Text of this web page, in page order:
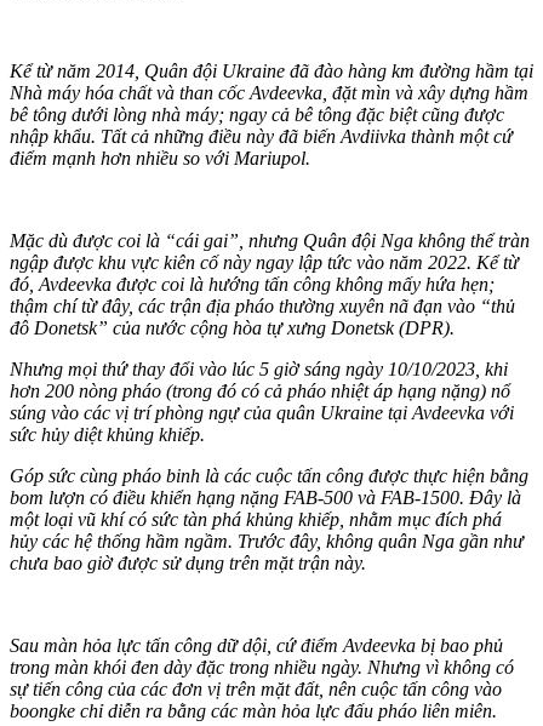
Kể từ năm 2014, Quân đội Ukraine đã đào hàng km đường hầm tại
Nhà máy hó‌a chấ‌t và than cốc Avdeevka, đặt mìn và xây dựng hầm
bê tông dưới lòng nhà máy; ngay cả bê tông đặc biệt cũng được
nhập khẩu. Tất cả những điều này đã biến Avdiivka thành một cứ
điểm mạnh hơn nhiều so với Mariupol.
Mặc dù được coi là “cái gai”, nhưng Quân đội Nga không thể tràn
ngập được khu vực kiên cố này ngay lập tức vào năm 2022. Kể từ
đó, Avdeevka được coi là hướng tấn công không mấy hứa hẹn;
thậm chí từ đây, các trận địa pháo thường xuyên nã đạn vào “thủ
đô Donetsk” của nước cộng hòa tự xưng Donetsk (DPR).
Nhưng mọi thứ thay đổi vào lúc 5 giờ sáng ngày 10/10/2023, khi
hơn 200 nòng pháo (trong đó có cả pháo nhiệt áp hạng nặng) nổ
súng vào các vị trí phòng ngự của quân Ukraine tại Avdeevka với
sức hủy diệt khủng khiếp.
Góp sức cùng pháo binh là các cuộc tấn công được thực hiện bằng
bom lượn có điều khiển hạng nặng FAB-500 và FAB-1500. Đây là
một loại vũ khí có sức tàn phá khủng khiếp, nhằm mục đích phá
hủy các hệ thống hầm ngầm. Trước đây, không quân Nga gần như
chưa bao giờ được sử dụng trên mặt trận này.
Sau màn hỏa lực tấn công dữ dội, cứ điểm Avdeevka bị bao phủ
trong màn khói đen dày đặc trong nhiều ngày. Nhưng vì không có
sự tiến công của các đơn vị trên mặt đất, nên cuộc tấn công vào
boongke chỉ diễn ra bằng các màn hỏa lực đấu pháo liên miên.